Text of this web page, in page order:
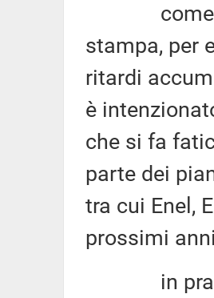
come
stampa, per
ritardi
è
che si fa
parte dei
tra cui Enel,
prossimi
in pratica